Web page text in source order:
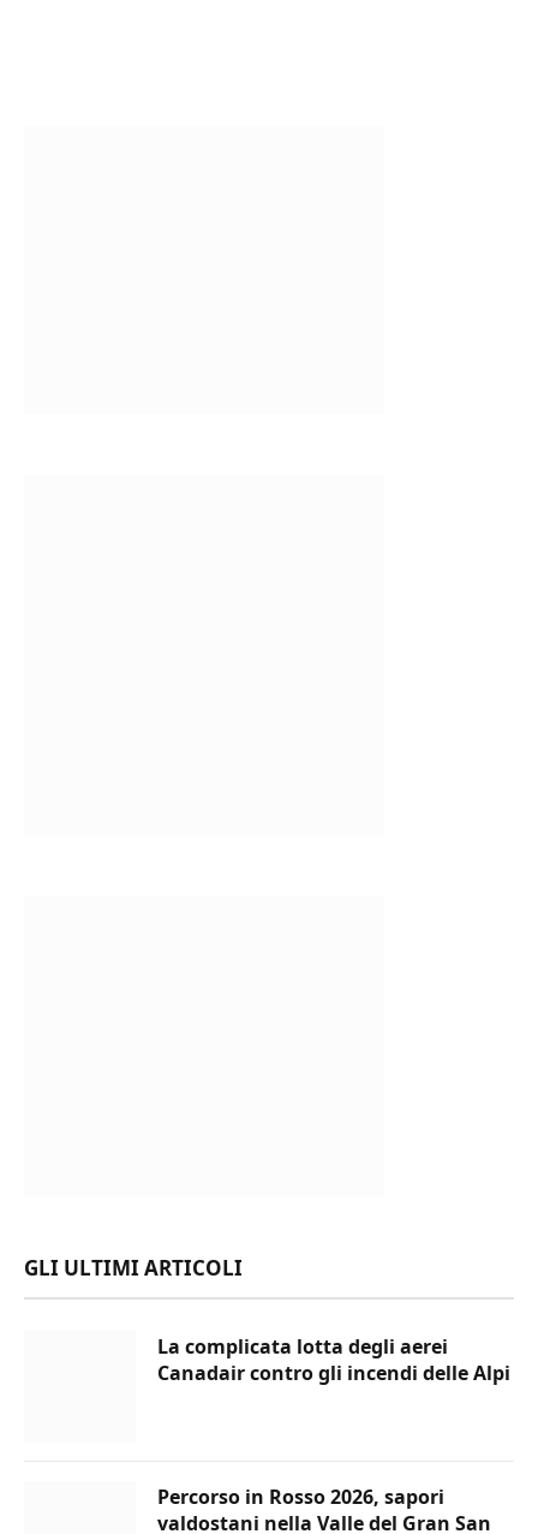
GLI ULTIMI ARTICOLI
La complicata lotta degli aerei
Canadair contro gli incendi delle Alpi
Percorso in Rosso 2026, sapori
valdostani nella Valle del Gran San